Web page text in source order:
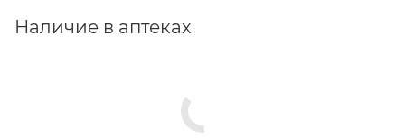
Наличие в аптеках